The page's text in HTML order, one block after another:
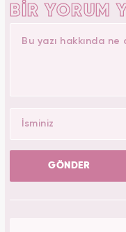
BİR YORUM
GÖNDER